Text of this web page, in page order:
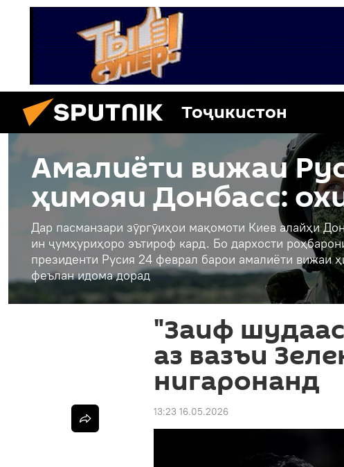
Тоҷикистон
Амалиёти вижаи
ҳимояи Донбасс:
Дар пасманзари зӯргӯиҳои мақомоти Киев алайҳи
ин ҷумҳуриҳоро эътироф кард. Бо дархости
президенти Русия 24 феврал барои амалиёти вижаи
феълан идома дорад
"Заиф
аз вазъи
нигаронанд
13:23 16.05.2026